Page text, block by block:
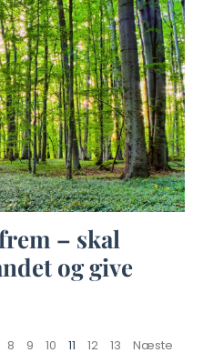
– skal
og give
8 9 10 11 12 13 Næste